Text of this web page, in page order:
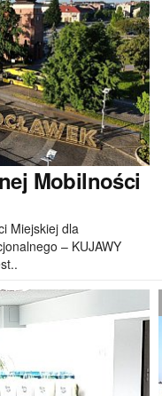
Mobilności
Miejskiej dla
– KUJAWY